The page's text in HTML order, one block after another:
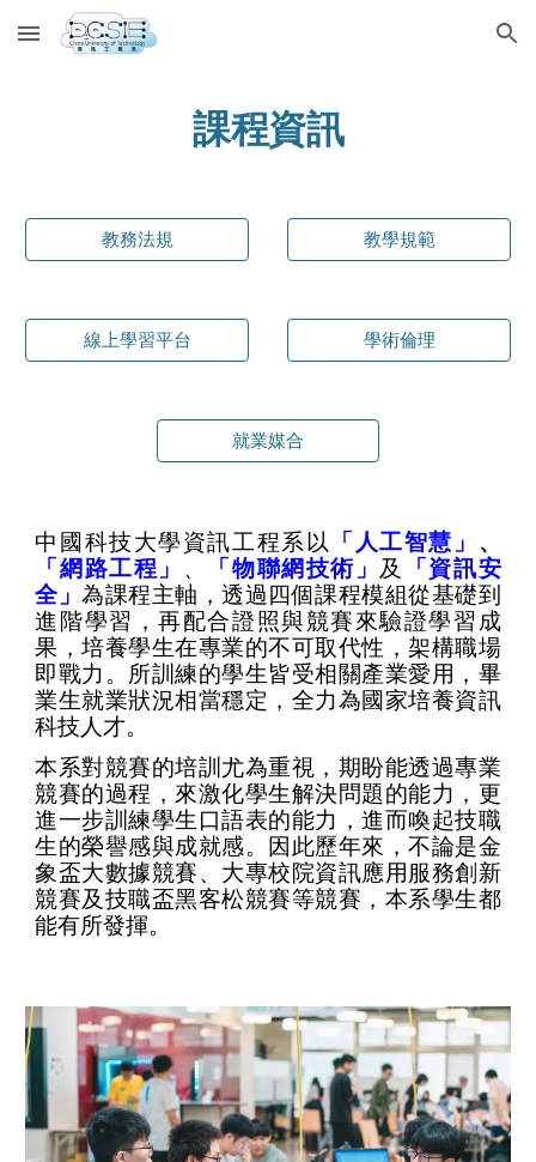
Skip to main content Skip to navigation
課程資訊
教務法規 教學規範
線上學習平台 學術倫理
就業媒合
中國科技大學資訊工程系以 「人工智慧」
、
「網路工程」
、 「物聯網技術」 及
「資訊安
全」為課程主軸，透過四個課程模組從基礎到
進階學習，再配合證照與競賽來驗證學習成
果，培養學生在專業的不可取代性，架構職場
即戰力。所訓練的學生皆受相關產業愛用，畢
業生就業狀況相當穩定，全力為國家培養資訊
科技人才。
本系對競賽的培訓尤為重視，期盼能透過專業
競賽的過程，來激化學生解決問題的能力，更
進一步訓練學生口語表的能力，進而喚起技職
生的榮譽感與成就感。因此歷年來，不論是金
象盃大數據競賽、大專校院資訊應用服務創新
競賽及技職盃黑客松競賽等競賽，本系學生都
能有所發揮。